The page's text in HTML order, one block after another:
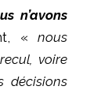
n’avons
«nous
voire
décisions